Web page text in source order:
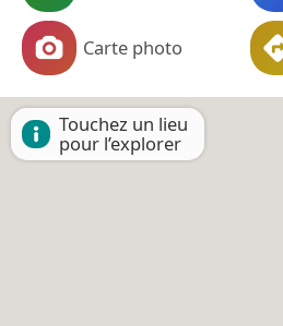
Carte photo
Touchez un lieu
pour l’explorer